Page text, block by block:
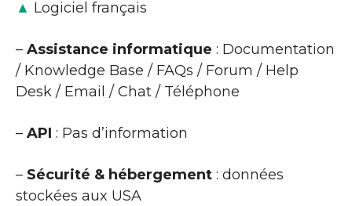
▲ Logiciel français
– Assistance informatique : Documentation
/ Knowledge Base / FAQs / Forum / Help
Desk / Email / Chat / Téléphone
– API : Pas d’information
– Sécurité & hébergement : données
stockées aux USA